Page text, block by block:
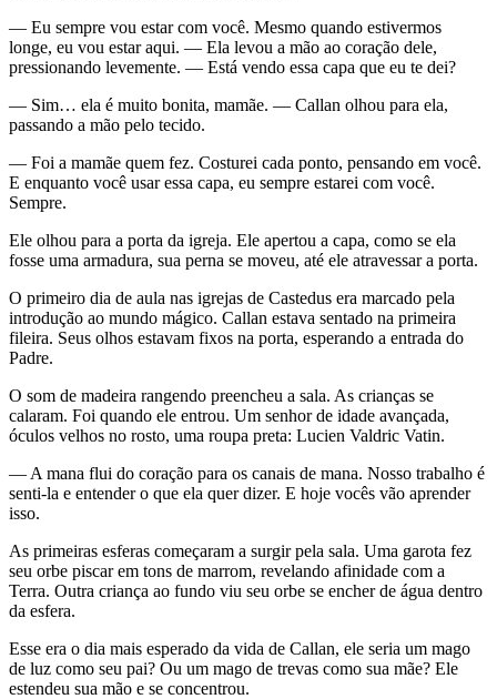
— Eu sempre vou estar com você. Mesmo quando estivermos
longe, eu vou estar aqui. — Ela levou a mão ao coração dele,
pressionando levemente. — Está vendo essa capa que eu te dei?
— Sim… ela é muito bonita, mamãe. — Callan olhou para ela,
passando a mão pelo tecido.
— Foi a mamãe quem fez. Costurei cada ponto, pensando em você.
E enquanto você usar essa capa, eu sempre estarei com você.
Sempre.
Ele olhou para a porta da igreja. Ele apertou a capa, como se ela
fosse uma armadura, sua perna se moveu, até ele atravessar a porta.
O primeiro dia de aula nas igrejas de Castedus era marcado pela
introdução ao mundo mágico. Callan estava sentado na primeira
fileira. Seus olhos estavam fixos na porta, esperando a entrada do
Padre.
O som de madeira rangendo preencheu a sala. As crianças se
calaram. Foi quando ele entrou. Um senhor de idade avançada,
óculos velhos no rosto, uma roupa preta: Lucien Valdric Vatin.
— A mana flui do coração para os canais de mana. Nosso trabalho é
senti-la e entender o que ela quer dizer. E hoje vocês vão aprender
isso.
As primeiras esferas começaram a surgir pela sala. Uma garota fez
seu orbe piscar em tons de marrom, revelando afinidade com a
Terra. Outra criança ao fundo viu seu orbe se encher de água dentro
da esfera.
Esse era o dia mais esperado da vida de Callan, ele seria um mago
de luz como seu pai? Ou um mago de trevas como sua mãe? Ele
estendeu sua mão e se concentrou.